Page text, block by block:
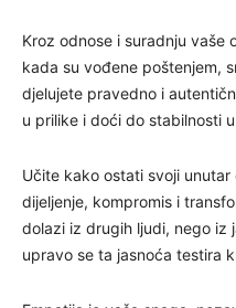
Kroz odnose i suradnju vaše
kada su vođene poštenjem,
djelujete pravedno i
u prilike i doći do stabilnosti
Učite kako ostati svoji
dijeljenje, kompromis i
dolazi iz drugih ljudi, nego iz
upravo se ta jasnoća testira